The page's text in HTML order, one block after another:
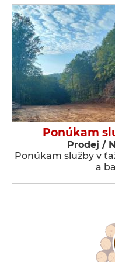
Ponúkam
Prodej /
Ponúkam služby v
a